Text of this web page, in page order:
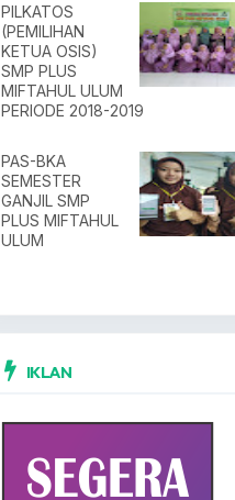
PILKATOS
(PEMILIHAN
KETUA OSIS)
SMP PLUS
MIFTAHUL ULUM
PERIODE 2018-2019
PAS-BKA
SEMESTER
GANJIL SMP
PLUS MIFTAHUL
ULUM
IKLAN